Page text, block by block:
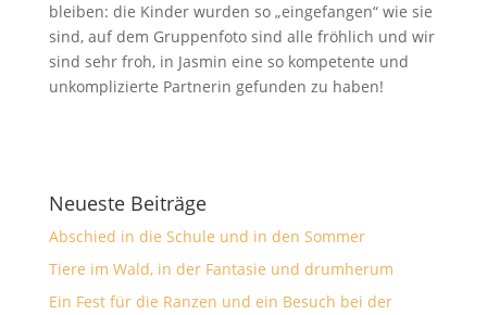
bleiben: die Kinder wurden so „eingefangen“ wie sie
sind, auf dem Gruppenfoto sind alle fröhlich und wir
sind sehr froh, in Jasmin eine so kompetente und
unkomplizierte Partnerin gefunden zu haben!
Neueste Beiträge
Abschied in die Schule und in den Sommer
Tiere im Wald, in der Fantasie und drumherum
Ein Fest für die Ranzen und ein Besuch bei der